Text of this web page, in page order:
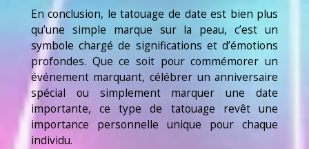
En conclusion, le tatouage de date est bien plus
qu’une simple marque sur la peau, c’est un
symbole chargé de significations et d’émotions
profondes. Que ce soit pour commémorer un
événement marquant, célébrer un anniversaire
spécial ou simplement marquer une date
importante, ce type de tatouage revêt une
importance personnelle unique pour chaque
individu.